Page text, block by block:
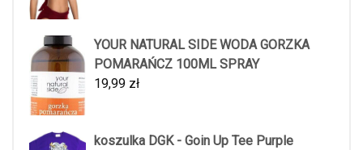
YOUR NATURAL SIDE WODA GORZKA
POMARAŃCZ 100ML SPRAY
19,99 zł
koszulka DGK - Goin Up Tee Purple